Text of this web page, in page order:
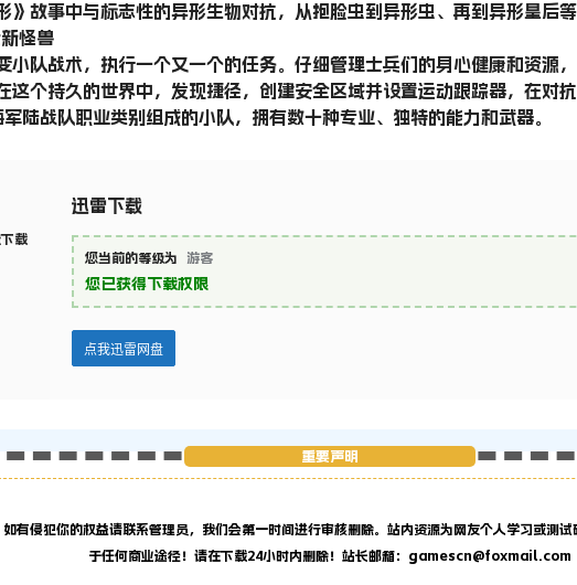
》故事中与标志性的异形生物对抗，从抱脸虫到异形虫、再到异形皇后
怪兽
小队战术，执行一个又一个的任务。仔细管理士兵们的身心健康和资源
这个持久的世界中，发现捷径，创建安全区域并设置运动跟踪器，在对
陆战队职业类别组成的小队，拥有数十种专业、独特的能力和武器。
载
迅雷下载
您当前的等级为 游客
您已获得下载权限
点我迅雷网盘
重要声明
有侵犯你的权益请联系管理员， 我们会第一时间进行审核删除。站内资源为网友个人学习或测
于任何商业途径！请在下载24小时内删除！站长邮箱：gamescn@foxmail.com